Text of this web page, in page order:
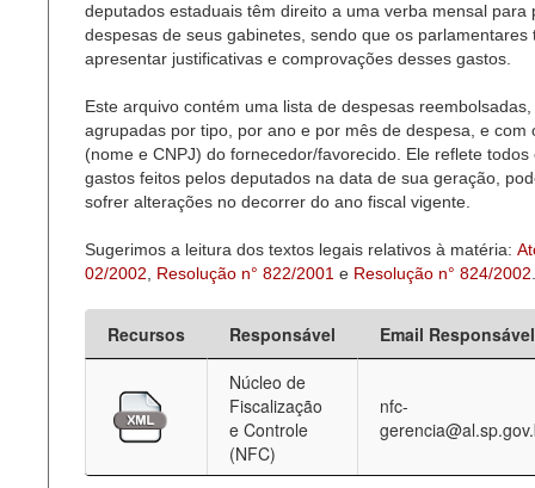
deputados estaduais têm direito a uma verba mensal para
despesas de seus gabinetes, sendo que os parlamentares
apresentar justificativas e comprovações desses gastos.
Este arquivo contém uma lista de despesas reembolsadas,
agrupadas por tipo, por ano e por mês de despesa, e com
(nome e CNPJ) do fornecedor/favorecido. Ele reflete todos
gastos feitos pelos deputados na data de sua geração,
sofrer alterações no decorrer do ano fiscal vigente.
Sugerimos a leitura dos textos legais relativos à matéria:
02/2002
Resolução n° 822/2001 e Resolução n° 824/2002
Recursos Responsável
Email Responsável
Núcleo de
Fiscalização
e Controle
(NFC)
nfc-